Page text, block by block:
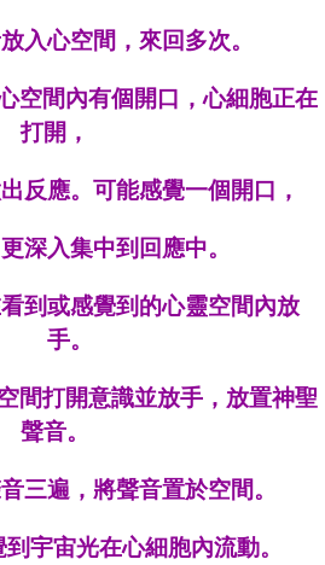
入心空間，來回多次。
空間內有個開口，心細胞正在
打開，
反應。可能感覺一個開口，
深入集中到回應中。
到或感覺到的心靈空間內放
手。
間打開意識並放手，放置神聖
聲音。
三遍，將聲音置於空間。
宇宙光在心細胞內流動。